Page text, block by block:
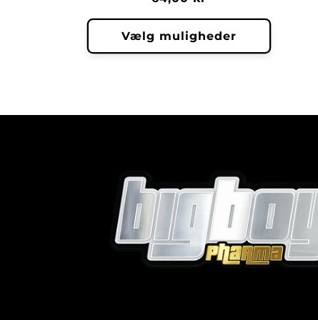
Vælg muligheder